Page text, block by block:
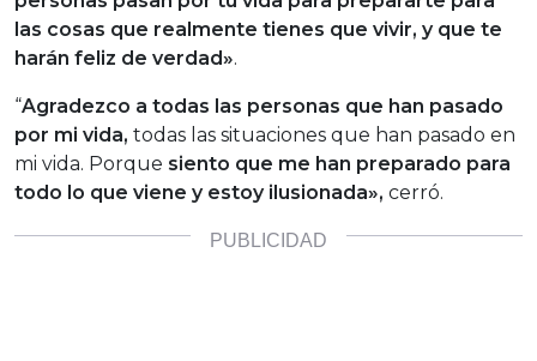
las cosas que realmente tienes que vivir, y que te
harán feliz de verdad».
“Agradezco a todas las personas que han pasado
por mi vida, todas las situaciones que han pasado en
mi vida. Porque siento que me han preparado para
todo lo que viene y estoy ilusionada», cerró.